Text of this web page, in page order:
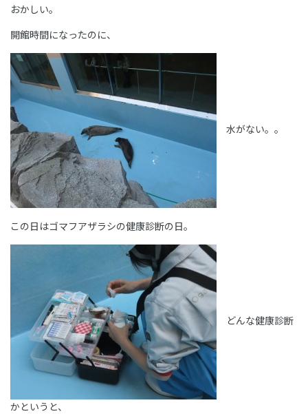
おかしい。
開館時間になったのに、
水がない。。
この日はゴマフアザラシの健康診断の日。
どんな健康診断
かというと、